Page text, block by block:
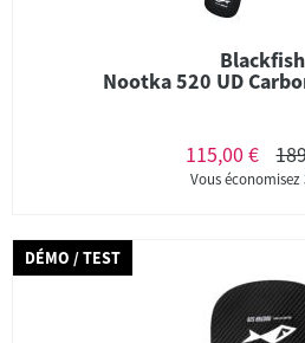
Blackfish
Nootka 520 UD
115,00 €
Vous économisez
DÉMO / TEST